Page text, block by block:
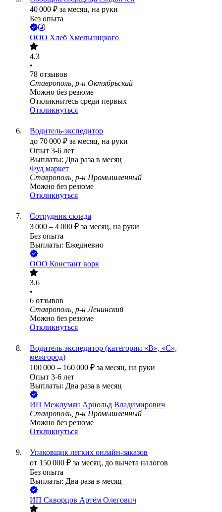
40 000 ₽ за месяц, на руки
Без опыта
ООО Хлеб Хмельницкого
4.3
•
78 отзывов
Ставрополь, р-н Октябрьский
Можно без резюме
Откликнитесь среди первых
Откликнуться
Водитель-экспедитор
до 70 000 ₽ за месяц, на руки
Опыт 3-6 лет
Выплаты: Два раза в месяц
Фуд маркет
Ставрополь, р-н Промышленный
Можно без резюме
Откликнуться
Сотрудник склада
3 000 – 4 000 ₽ за месяц, на руки
Без опыта
Выплаты: Ежедневно
ООО Констант ворк
3.6
•
6 отзывов
Ставрополь, р-н Ленинский
Можно без резюме
Откликнуться
Водитель-экспедитор (категории «B», «C»,
межгород)
100 000 – 160 000 ₽ за месяц, на руки
Опыт 3-6 лет
Выплаты: Два раза в месяц
ИП Межлумян Арнольд Владимирович
Ставрополь, р-н Промышленный
Можно без резюме
Откликнуться
Упаковщик легких онлайн-заказов
от 150 000 ₽ за месяц, до вычета налогов
Без опыта
Выплаты: Два раза в месяц
ИП Скворцов Артём Олегович